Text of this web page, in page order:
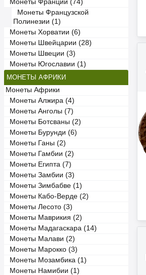
Монеты Франции (74)
Монеты Французской
Полинезии (1)
Монеты Хорватии (6)
Монеты Швейцарии (28)
Монеты Швеции (3)
Монеты Югославии (1)
МОНЕТЫ АФРИКИ
Монеты Африки
Монеты Алжира (4)
Монеты Анголы (7)
Монеты Ботсваны (2)
Монеты Бурунди (6)
Монеты Ганы (2)
Монеты Гамбии (2)
Монеты Египта (7)
Монеты Замбии (3)
Монеты Зимбабве (1)
Монеты Кабо-Верде (2)
Монеты Лесото (3)
Монеты Маврикия (2)
Монеты Мадагаскара (14)
Монеты Малави (2)
Монеты Марокко (3)
Монеты Мозамбика (1)
Монеты Намибии (1)